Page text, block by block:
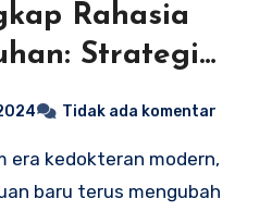
Rahasia
Strategi
Tidak ada komentar
baru terus mengubah